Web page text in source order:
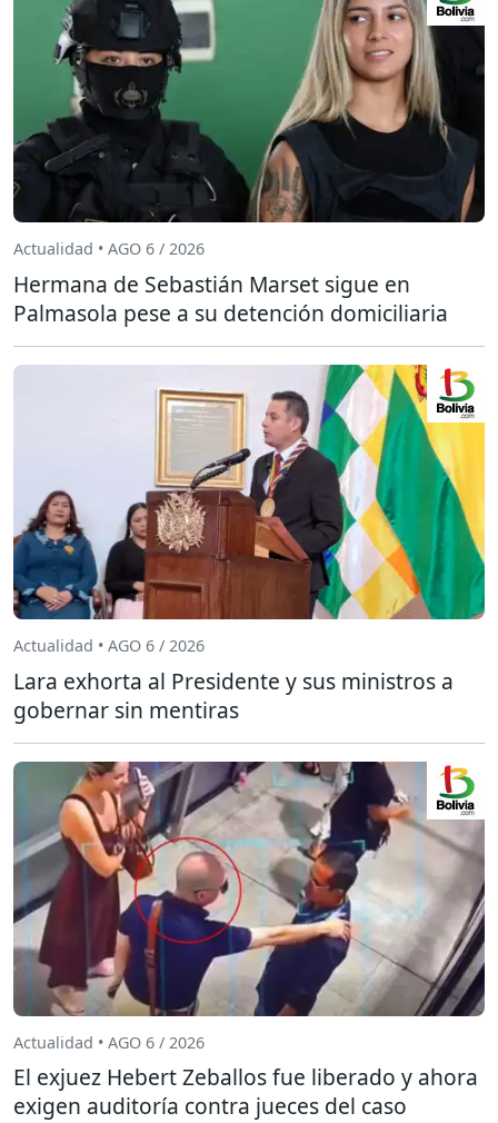
Actualidad • AGO 6 / 2026
Hermana de Sebastián Marset sigue en
Palmasola pese a su detención domiciliaria
Actualidad • AGO 6 / 2026
Lara exhorta al Presidente y sus ministros a
gobernar sin mentiras
Actualidad • AGO 6 / 2026
El exjuez Hebert Zeballos fue liberado y ahora
exigen auditoría contra jueces del caso